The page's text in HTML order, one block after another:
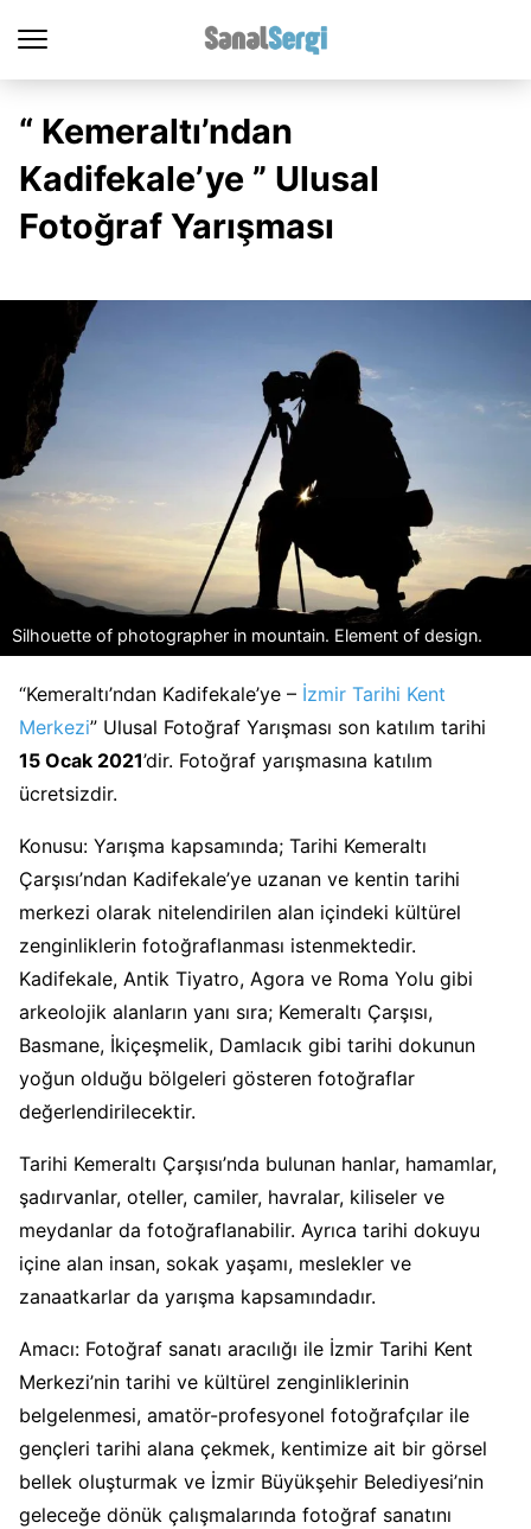
“ Kemeraltı’ndan
Kadifekale’ye ” Ulusal
Fotoğraf Yarışması
Silhouette of photographer in mountain. Element of design.
“Kemeraltı’ndan Kadifekale’ye – İzmir Tarihi Kent
Merkezi” Ulusal Fotoğraf Yarışması son katılım tarihi
15 Ocak 2021’dir. Fotoğraf yarışmasına katılım
ücretsizdir.
Konusu: Yarışma kapsamında; Tarihi Kemeraltı
Çarşısı’ndan Kadifekale’ye uzanan ve kentin tarihi
merkezi olarak nitelendirilen alan içindeki kültürel
zenginliklerin fotoğraflanması istenmektedir.
Kadifekale, Antik Tiyatro, Agora ve Roma Yolu gibi
arkeolojik alanların yanı sıra; Kemeraltı Çarşısı,
Basmane, İkiçeşmelik, Damlacık gibi tarihi dokunun
yoğun olduğu bölgeleri gösteren fotoğraflar
değerlendirilecektir.
Tarihi Kemeraltı Çarşısı’nda bulunan hanlar, hamamlar,
şadırvanlar, oteller, camiler, havralar, kiliseler ve
meydanlar da fotoğraflanabilir. Ayrıca tarihi dokuyu
içine alan insan, sokak yaşamı, meslekler ve
zanaatkarlar da yarışma kapsamındadır.
Amacı: Fotoğraf sanatı aracılığı ile İzmir Tarihi Kent
Merkezi’nin tarihi ve kültürel zenginliklerinin
belgelenmesi, amatör-profesyonel fotoğrafçılar ile
gençleri tarihi alana çekmek, kentimize ait bir görsel
bellek oluşturmak ve İzmir Büyükşehir Belediyesi’nin
geleceğe dönük çalışmalarında fotoğraf sanatını